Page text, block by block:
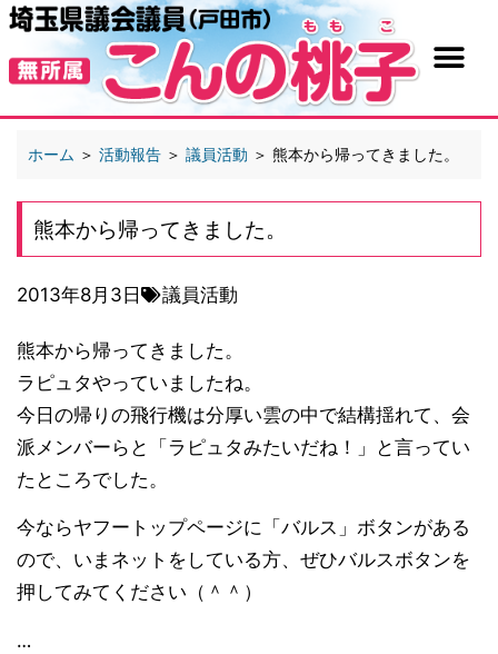
ホーム ＞ 活動報告 ＞ 議員活動 ＞ 熊本から帰ってきました。
熊本から帰ってきました。
2013年8月3日 議員活動
熊本から帰ってきました。
ラピュタやっていましたね。
今日の帰りの飛行機は分厚い雲の中で結構揺れて、会
派メンバーらと「ラピュタみたいだね！」と言ってい
たところでした。
今ならヤフートップページに「バルス」ボタンがある
ので、いまネットをしている方、ぜひバルスボタンを
押してみてください（＾＾）
…